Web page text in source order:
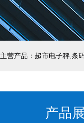
主营产品：超市电子秤,条
产品